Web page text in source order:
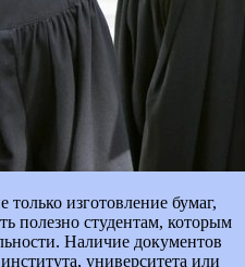
изготовление бумаг,
полезно студентам, которым
Наличие документов
университета или